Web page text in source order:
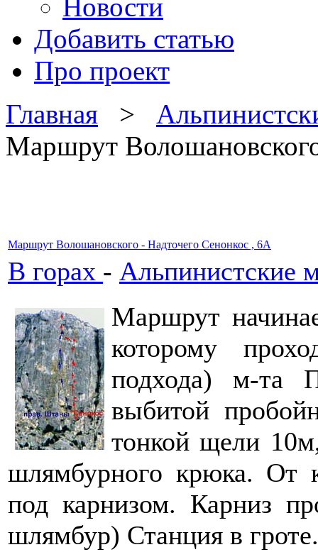
Новости
Добавить статью
Про проект
Главная >
Маршрут
Маршрут Волошановского - Надточего Сенонкос , 6А
В горах - Альпинистские
Маршрут
которому
подхода) м-та
выбитой
тонкой щели
шлямбурного крюка. От
под карнизом. Карниз
шлямбур) Станция в